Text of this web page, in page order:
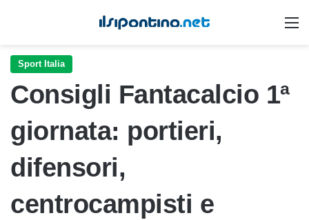
Sport Italia
Consigli Fantacalcio 1ª
giornata: portieri,
difensori,
centrocampisti e